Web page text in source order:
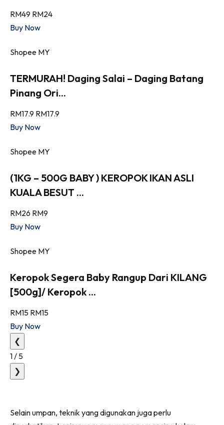
RM49 RM24
Buy Now
Shopee MY
TERMURAH! Daging Salai – Daging Batang
Pinang Ori...
RM17.9 RM17.9
Buy Now
Shopee MY
(1KG – 500G BABY ) KEROPOK IKAN ASLI
KUALA BESUT ...
RM26 RM9
Buy Now
Shopee MY
Keropok Segera Baby Rangup Dari KILANG
[500g]/ Keropok ...
RM15 RM15
Buy Now
❮
1 / 5
❯
Selain umpan, teknik yang digunakan juga perlu